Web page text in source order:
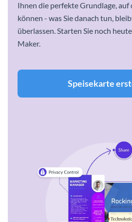
Ihnen die perfekte Grundlage, auf
können - was Sie danach tun,
überlassen. Starten Sie noch
Maker.
Speisekarte